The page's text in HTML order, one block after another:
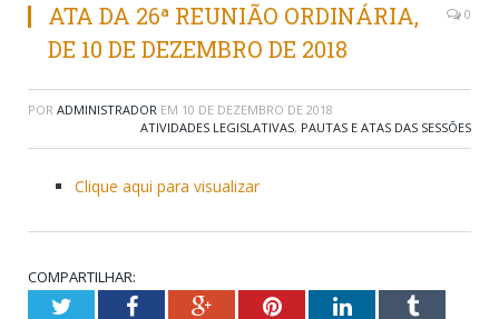
ATA DA 26ª REUNIÃO ORDINÁRIA,
DE 10 DE DEZEMBRO DE 2018
0
POR ADMINISTRADOR EM 10 DE DEZEMBRO DE 2018
ATIVIDADES LEGISLATIVAS, PAUTAS E ATAS DAS SESSÕES
Clique aqui para visualizar
COMPARTILHAR:
TwitterFacebookGoogle+PinterestLinkedInTumblr